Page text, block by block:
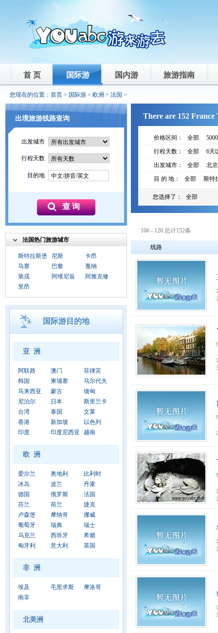
首 页 国际游 国内游 旅游指南
您现在的位置： 首页 > 国际游 > 欧洲 > 法国 >
出境旅游线路查询
出发城市
行程天数
目的地 中文/拼音/英文
法国热门旅游城市
斯特拉斯堡 尼斯
卡昂
马赛
巴黎
戛纳
第戎
阿维尼翁
阿雅克修
里昂
国际游目的地
亚 洲
阿联酋 澳门
菲律宾
韩国
柬埔寨
马尔代夫
马来西亚
蒙古
缅甸
尼泊尔
日本
斯里兰卡
台湾
泰国
文莱
香港
新加坡
以色列
印度
印度尼西亚 越南
欧 洲
爱尔兰 奥地利
比利时
冰岛
波兰
丹麦
德国
俄罗斯
法国
芬兰
荷兰
捷克
卢森堡
摩纳哥
挪威
葡萄牙
瑞典
瑞士
乌克兰
西班牙
希腊
匈牙利
意大利 英国
非 洲
埃及 毛里求斯
摩洛哥
南非
北美洲
There are 152
价格区间： 全部
行程天数：
全部
6天
出发城市：
全部
北京
目 的 地：
全部 斯特
您选择了： 全部
106 - 120 总计152条
线路